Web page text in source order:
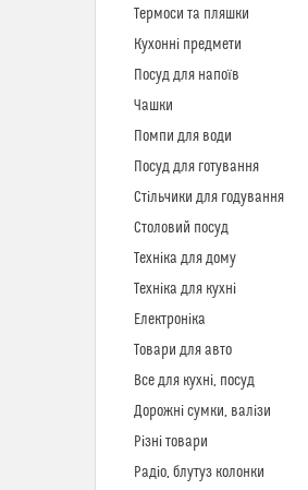
Термоси та пляшки
Кухонні предмети
Посуд для напоїв
Чашки
Помпи для води
Посуд для готування
Стільчики для годування
Столовий посуд
Техніка для дому
Техніка для кухні
Електроніка
Товари для авто
Все для кухні, посуд
Дорожні сумки, валізи
Різні товари
Радіо, блутуз колонки